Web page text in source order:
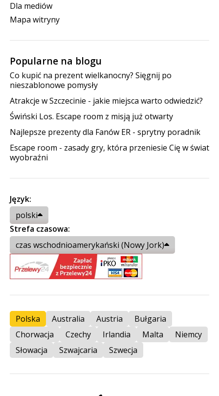
Dla mediów
Mapa witryny
Popularne na blogu
Co kupić na prezent wielkanocny? Sięgnij po
nieszablonowe pomysły
Atrakcje w Szczecinie - jakie miejsca warto odwiedzić?
Świński Los. Escape room z misją już otwarty
Najlepsze prezenty dla Fanów ER - sprytny poradnik
Escape room - zasady gry, która przeniesie Cię w świat
wyobraźni
Język:
polski
Strefa czasowa:
czas wschodnioamerykański (Nowy Jork)
Polska Australia Austria
Bułgaria
Chorwacja
Czechy Irlandia Malta
Niemcy
Słowacja
Szwajcaria Szwecja